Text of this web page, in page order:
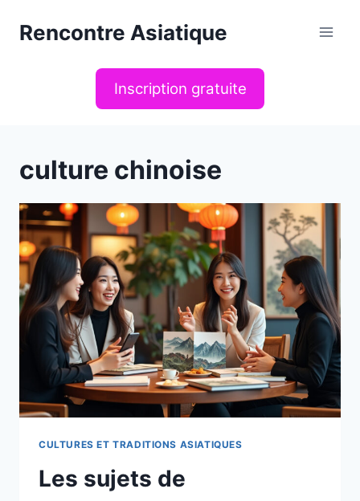
Rencontre Asiatique
Inscription gratuite
culture chinoise
CULTURES ET TRADITIONS ASIATIQUES
Les sujets de